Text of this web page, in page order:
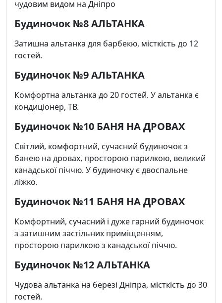
чудовим видом на Дніпро
Будиночок №8 АЛЬТАНКА
Затишна альтанка для барбекю, місткість до 12
гостей.
Будиночок №9 АЛЬТАНКА
Комфортна альтанка до 20 гостей. У альтанка є
кондиціонер, ТВ.
Будиночок №10 БАНЯ НА ДРОВАХ
Світлий, комфортний, сучасний будиночок з
банею на дровах, просторою парилкою, великий
канадської піччю. У будиночку є двоспальне
ліжко.
Будиночок №11 БАНЯ НА ДРОВАХ
Комфортний, сучасний і дуже гарний будиночок
з затишним застільних приміщенням,
просторою парилкою з канадської піччю.
Будиночок №12 АЛЬТАНКА
Чудова альтанка на березі Дніпра, місткість до 30
гостей.